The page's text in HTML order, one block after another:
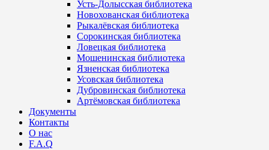
Усть-Долысская библиотека
Новохованская библиотека
Рыкалёвская библиотека
Сорокинская библиотека
Ловецкая библиотека
Мошенинская библиотека
Язненская библиотека
Усовская библиотека
Дубровинская библиотека
Артёмовская библиотека
Документы
Контакты
О нас
F.A.Q